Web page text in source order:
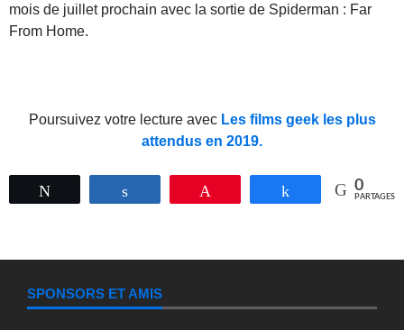
mois de juillet prochain avec la sortie de Spiderman : Far
From Home.
Poursuivez votre lecture avec Les films geek les plus
attendus en 2019.
Partagez 0
PARTAGES
SPONSORS ET AMIS